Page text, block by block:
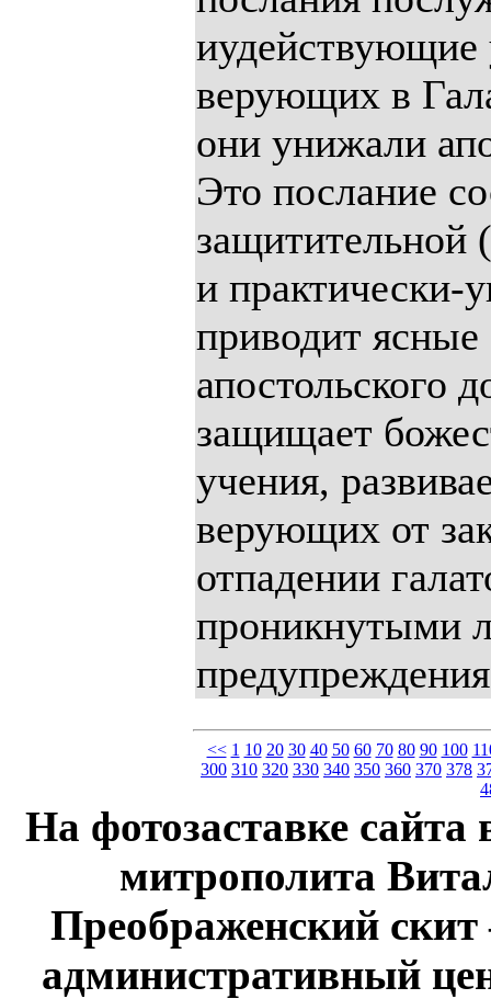
иудействующие
верующих в
они унижали
Это послание
защитительной
и практически-
приводит ясные
апостольского
защищает
учения,
верующих от
отпадении
проникнутыми
<< 1 10 20 30 40 50 60 70 80 90 100
300 310 320 330 340 350 360 370 378
На фотозаставке сайта
митрополита
Преображенский
административный